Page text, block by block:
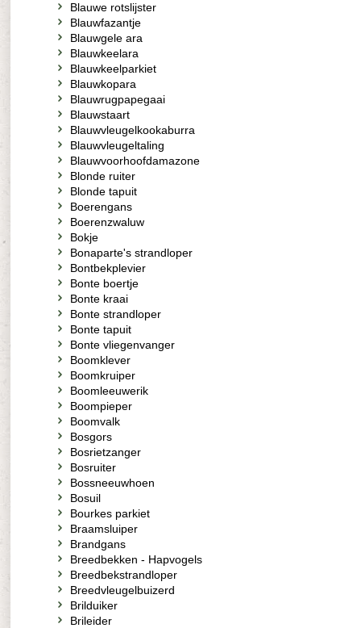
Blauwe rotslijster
Blauwfazantje
Blauwgele ara
Blauwkeelara
Blauwkeelparkiet
Blauwkopara
Blauwrugpapegaai
Blauwstaart
Blauwvleugelkookaburra
Blauwvleugeltaling
Blauwvoorhoofdamazone
Blonde ruiter
Blonde tapuit
Boerengans
Boerenzwaluw
Bokje
Bonaparte's strandloper
Bontbekplevier
Bonte boertje
Bonte kraai
Bonte strandloper
Bonte tapuit
Bonte vliegenvanger
Boomklever
Boomkruiper
Boomleeuwerik
Boompieper
Boomvalk
Bosgors
Bosrietzanger
Bosruiter
Bossneeuwhoen
Bosuil
Bourkes parkiet
Braamsluiper
Brandgans
Breedbekken - Hapvogels
Breedbekstrandloper
Breedvleugelbuizerd
Brilduiker
Brileider